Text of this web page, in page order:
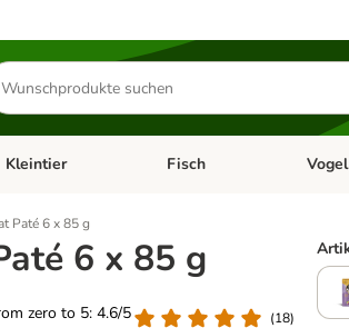
Menü öffnen: Hundefutter & Zubehör
Kleintier Kategorie-Menü öffnen:
Fisch Vogel
Paté 6 x 85 g
6 x 85 g
zero to 5: 4.6/5
(18)